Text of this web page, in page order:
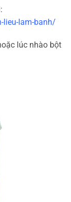
lieu-lam-banh/
lúc nhào bột